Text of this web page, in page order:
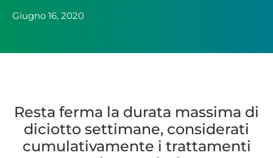
Giugno 16, 2020
Resta ferma la durata massima di
diciotto settimane, considerati
cumulativamente i trattamenti